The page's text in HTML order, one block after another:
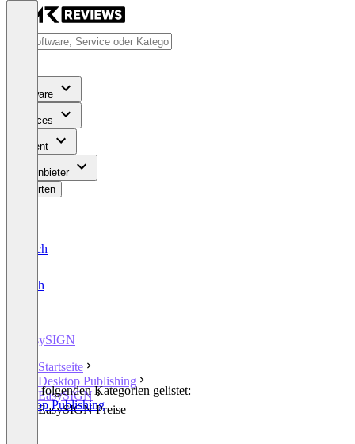
Software
Services
Content
Für Anbieter
Bewerten
Deutsch
English
EasySIGN
Startseite
Desktop Publishing
EasySIGN
EasySIGN Preise
In den folgenden Kategorien gelistet:
Desktop Publishing